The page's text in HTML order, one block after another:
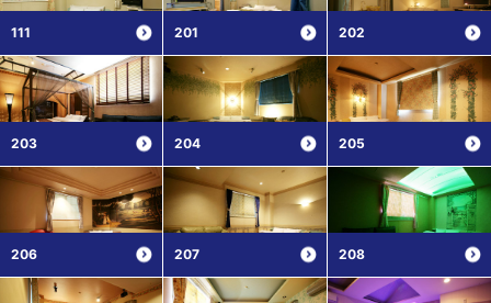
111 201 202
203 204 205
206 207 208